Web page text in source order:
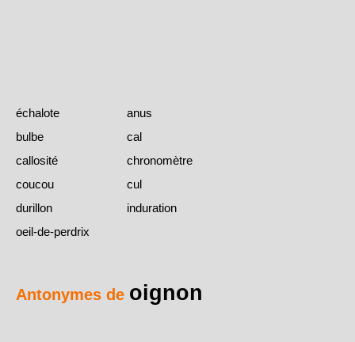
échalote
anus
bulbe
cal
callosité
chronomètre
coucou
cul
durillon
induration
oeil-de-perdrix
Antonymes de oignon